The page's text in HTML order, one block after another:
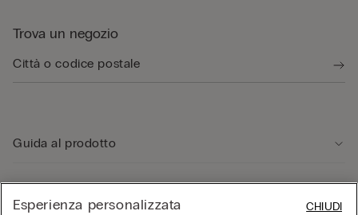
Trova un negozio
Guida al prodotto
Esperienza personalizzata CHIUDI